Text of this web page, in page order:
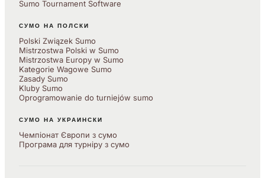
Sumo Tournament Software
СУМО НА ПОЛСКИ
Polski Związek Sumo
Mistrzostwa Polski w Sumo
Mistrzostwa Europy w Sumo
Kategorie Wagowe Sumo
Zasady Sumo
Kluby Sumo
Oprogramowanie do turniejów sumo
СУМО НА УКРАИНСКИ
Чемпіонат Європи з сумо
Програма для турніру з сумо